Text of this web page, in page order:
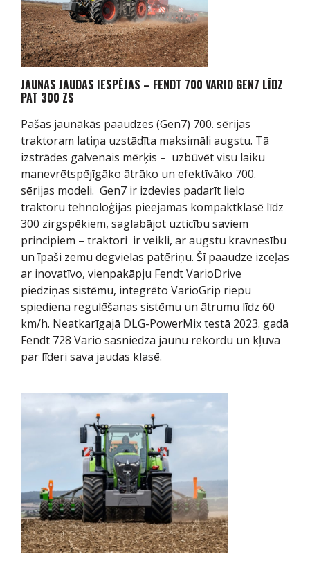
JAUNAS JAUDAS IESPĒJAS – FENDT 700 VARIO GEN7 LĪDZ
PAT 300 ZS
Pašas jaunākās paaudzes (Gen7) 700. sērijas
traktoram latiņa uzstādīta maksimāli augstu. Tā
izstrādes galvenais mērķis – uzbūvēt visu laiku
manevrētspējīgāko ātrāko un efektīvāko 700.
sērijas modeli. Gen7 ir izdevies padarīt lielo
traktoru tehnoloģijas pieejamas kompaktklasē līdz
300 zirgspēkiem, saglabājot uzticību saviem
principiem – traktori ir veikli, ar augstu kravnesību
un īpaši zemu degvielas patēriņu. Šī paaudze izceļas
ar inovatīvo, vienpakāpju Fendt VarioDrive
piedziņas sistēmu, integrēto VarioGrip riepu
spiediena regulēšanas sistēmu un ātrumu līdz 60
km/h. Neatkarīgajā DLG-PowerMix testā 2023. gadā
Fendt 728 Vario sasniedza jaunu rekordu un kļuva
par līderi sava jaudas klasē.